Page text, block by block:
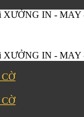
XƯỞNG IN -
XƯỞNG IN -